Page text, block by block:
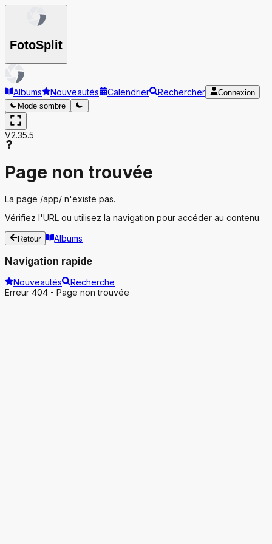
FotoSplit
Albums Nouveautés Calendrier Rechercher
Connexion
Mode sombre
V2.35.5
Page non trouvée
La page /app/ n'existe pas.
Vérifiez l'URL ou utilisez la navigation pour accéder au contenu.
Retour Albums
Navigation rapide
Nouveautés
Recherche
Erreur 404 - Page non trouvée